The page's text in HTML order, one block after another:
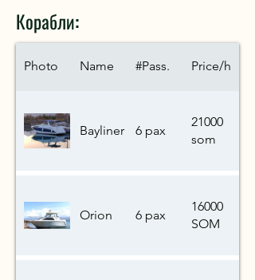
Корабли:
Photo Name #Pass. Price/h
Bayliner 6 pax
21000
som
Orion 6 pax
16000
SOM